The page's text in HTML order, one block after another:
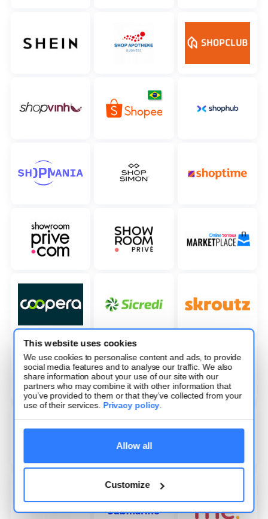
This website uses cookies
We use cookies to personalise content and ads, to provide
social media features and to analyse our traffic. We also
share information about your use of our site with our
partners who may combine it with other information that
you’ve provided to them or that they’ve collected from your
use of their services. Privacy policy.
Allow all
Customize